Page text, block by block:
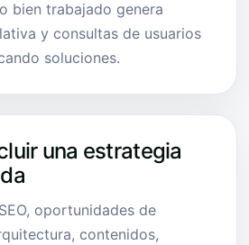
bien trabajado genera
y consultas de usuarios
soluciones.
una estrategia
oportunidades de
contenidos,